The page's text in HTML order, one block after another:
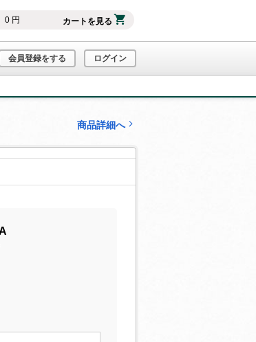
0円 カートを見る
会員登録をする ログイン
商品詳細へ